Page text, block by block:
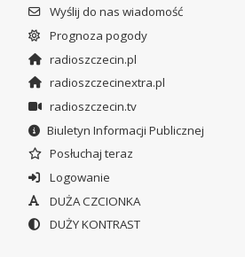
Wyślij do nas wiadomość
Prognoza pogody
radioszczecin.pl
radioszczecinextra.pl
radioszczecin.tv
Biuletyn Informacji Publicznej
Posłuchaj teraz
Logowanie
DUŻA CZCIONKA
DUŻY KONTRAST